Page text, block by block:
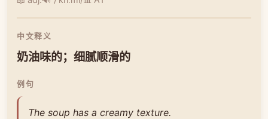
中文释义
奶油味的；细腻顺滑的
例句
The soup has a creamy texture.